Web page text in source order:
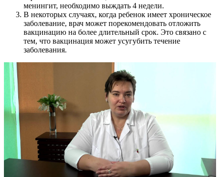
менингит, необходимо выждать 4 недели.
В некоторых случаях, когда ребенок имеет хроническое
заболевание, врач может порекомендовать отложить
вакцинацию на более длительный срок. Это связано с
тем, что вакцинация может усугубить течение
заболевания.